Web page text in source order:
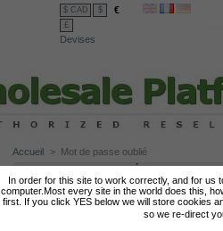
In order for this site to work correctly, and for us
computer.Most every site in the world does this,
first. If you click YES below we will store cookies
so we re-direct
$ CAD $ €
£
Devises
Accueil > Mot de passe oublié
Merci de renseigner votre adresse e-mail afin
Entrez votre adresse e-mail :